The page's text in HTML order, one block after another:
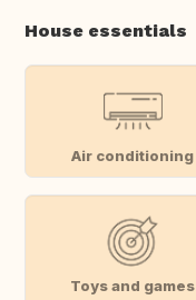
House essentials
Air conditioning
Toys and games